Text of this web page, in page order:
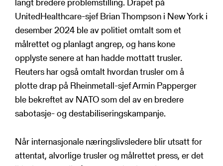
UnitedHealthcare-sjef Brian Thompson i New York i
desember 2024 ble av politiet omtalt som et
målrettet og planlagt angrep, og hans kone
opplyste senere at han hadde mottatt trusler.
Reuters har også omtalt hvordan trusler om å
plotte drap på Rheinmetall-sjef Armin Papperger
ble bekreftet av NATO som del av en bredere
sabotasje- og destabiliseringskampanje.
Når internasjonale næringslivsledere blir utsatt for
attentat, alvorlige trusler og målrettet press, er det